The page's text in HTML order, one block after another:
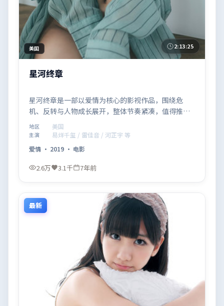
美国 2:13:25
星河终章
星河终章是一部以爱情为核心的影视作品，围绕危
机、反转与人物成长展开，整体节奏紧凑，值得推荐
观看。
地区 美国
主演
易烊千玺 / 雷佳音 / 河正宇 等
爱情 · 2019 · 电影
2.6万 3.1千 7年前
最新